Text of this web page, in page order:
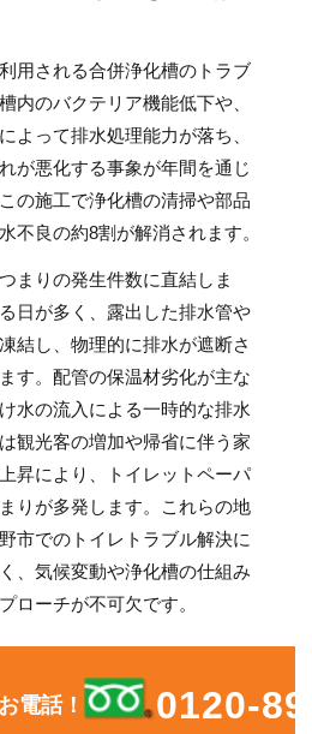
用される合併浄化槽のトラブ
内のバクテリア機能低下や、
よって排水処理能力が落ち、
が悪化する事象が年間を通じ
の施工で浄化槽の清掃や部品
不良の約8割が解消されます。
まりの発生件数に直結しま
日が多く、露出した排水管や
結し、物理的に排水が遮断さ
す。配管の保温材劣化が主な
水の流入による一時的な排水
観光客の増加や帰省に伴う家
昇により、トイレットペーパ
りが多発します。これらの地
市でのトイレトラブル解決に
、気候変動や浄化槽の仕組み
ローチが不可欠です。
電話！ 0120-